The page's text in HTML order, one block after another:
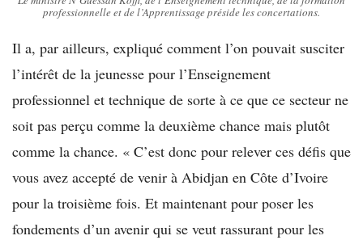
professionnelle et de l’Apprentissage préside les concertations.
Il a, par ailleurs, expliqué comment l’on pouvait susciter
l’intérêt de la jeunesse pour l’Enseignement
professionnel et technique de sorte à ce que ce secteur ne
soit pas perçu comme la deuxième chance mais plutôt
comme la chance. « C’est donc pour relever ces défis que
vous avez accepté de venir à Abidjan en Côte d’Ivoire
pour la troisième fois. Et maintenant pour poser les
fondements d’un avenir qui se veut rassurant pour les